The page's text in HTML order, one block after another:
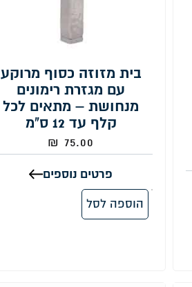
בית מזוזה כסוף מרוקע
עם מגזרת רימונים
מנחושת – מתאים לכל
קלף עד 12 ס"מ
75.00
₪
פרטים נוספים
הוספה לסל